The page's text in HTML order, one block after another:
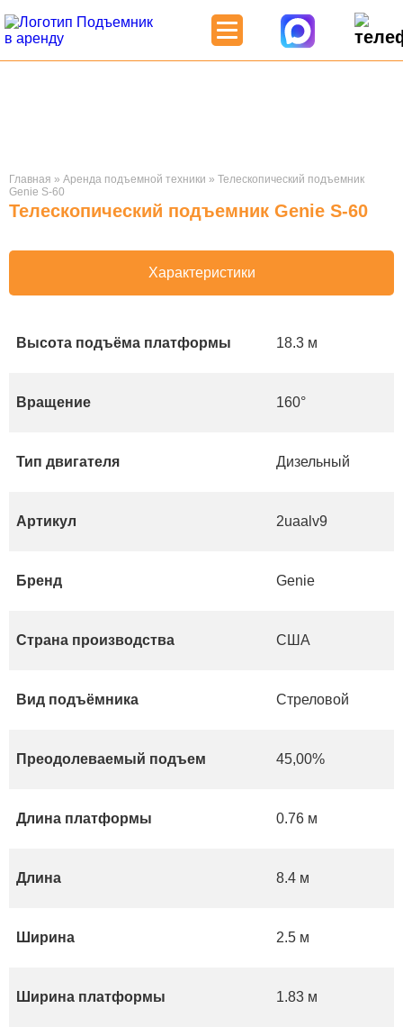
Главная » Аренда подъемной техники » Телескопический подъемник
Genie S-60
Телескопический подъемник Genie S-60
Характеристики
Высота подъёма платформы 18.3 м
Вращение 160°
Тип двигателя Дизельный
Артикул 2uaalv9
Бренд Genie
Страна производства США
Вид подъёмника Стреловой
Преодолеваемый подъем 45,00%
Длина платформы 0.76 м
Длина 8.4 м
Ширина 2.5 м
Ширина платформы 1.83 м